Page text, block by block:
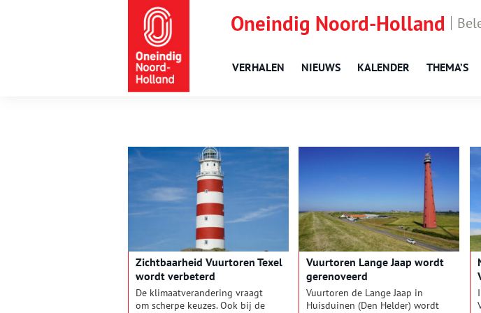
Oneindig Noord-Holland
VERHALEN NIEUWS KALENDER THEMA’S
Zichtbaarheid Vuurtoren Texel
wordt verbeterd
De klimaatverandering vraagt
om scherpe keuzes. Ook bij de
Vuurtoren Lange Jaap wordt
gerenoveerd
Vuurtoren de Lange Jaap in
Huisduinen (Den Helder) wordt